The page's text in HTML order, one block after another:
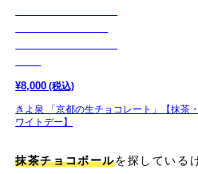
¥8,000 (税込)
きよ泉 「京都の生チョコレート」【抹茶
ワイトデー】
抹茶チョコボールを探している